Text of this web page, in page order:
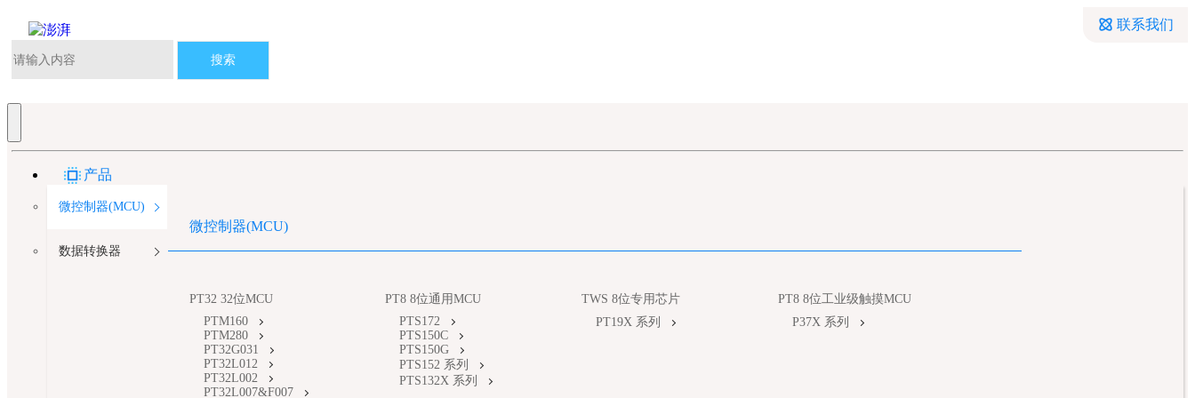
搜索
联系我们
产品
微控制器(MCU)
数据转换器
微控制器(MCU)
PT32 32位MCU
PTM160
PTM280
PT32G031
PT32L012
PT32L002
PT32L007&F007
PT8 8位通用MCU
PTS172
PTS150C
PTS150G
PTS152 系列
PTS132X 系列
TWS 8位专用芯片
PT19X 系列
PT8 8位工业级触摸MCU
P37X 系列